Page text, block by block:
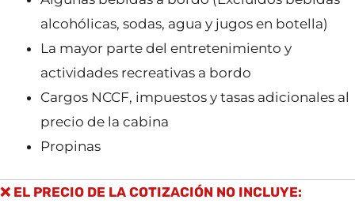
alcohólicas, sodas, agua y jugos en botella)
La mayor parte del entretenimiento y
actividades recreativas a bordo
Cargos NCCF, impuestos y tasas adicionales al
precio de la cabina
Propinas
❌ EL PRECIO DE LA COTIZACIÓN NO INCLUYE: